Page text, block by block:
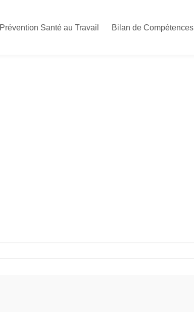
Prévention Santé au Travail Bilan de Compétences